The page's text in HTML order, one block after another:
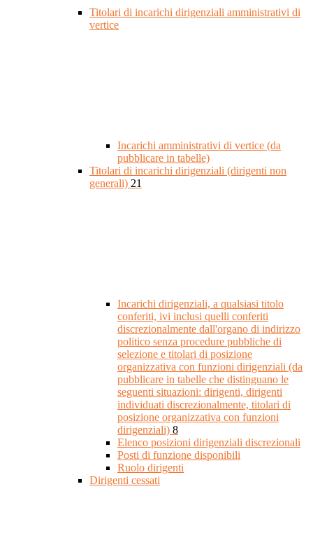
Titolari di incarichi dirigenziali amministrativi di
vertice
Incarichi amministrativi di vertice (da
pubblicare in tabelle)
Titolari di incarichi dirigenziali (dirigenti non
generali) 21
Incarichi dirigenziali, a qualsiasi titolo
conferiti, ivi inclusi quelli conferiti
discrezionalmente dall'organo di indirizzo
politico senza procedure pubbliche di
selezione e titolari di posizione
organizzativa con funzioni dirigenziali (da
pubblicare in tabelle che distinguano le
seguenti situazioni: dirigenti, dirigenti
individuati discrezionalmente, titolari di
posizione organizzativa con funzioni
dirigenziali) 8
Elenco posizioni dirigenziali discrezionali
Posti di funzione disponibili
Ruolo dirigenti
Dirigenti cessati